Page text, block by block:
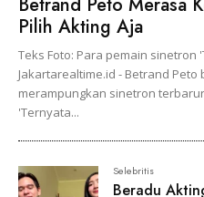
Pilih Akting Aja
Teks Foto: Para pemain sinetron
Jakartarealtime.id - Betrand Peto
merampungkan sinetron
'Ternyata...
Selebritis
Beradu